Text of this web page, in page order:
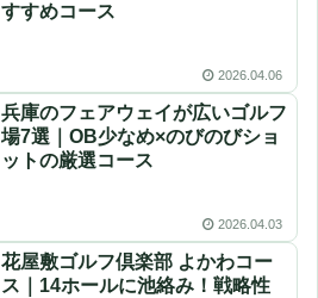
すすめコース
2026.04.06
兵庫のフェアウェイが広いゴルフ
場7選｜OB少なめ×のびのびショ
ットの厳選コース
2026.04.03
花屋敷ゴルフ倶楽部 よかわコー
ス｜14ホールに池絡み！戦略性